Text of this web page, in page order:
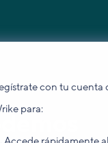
con tu cuenta
para: